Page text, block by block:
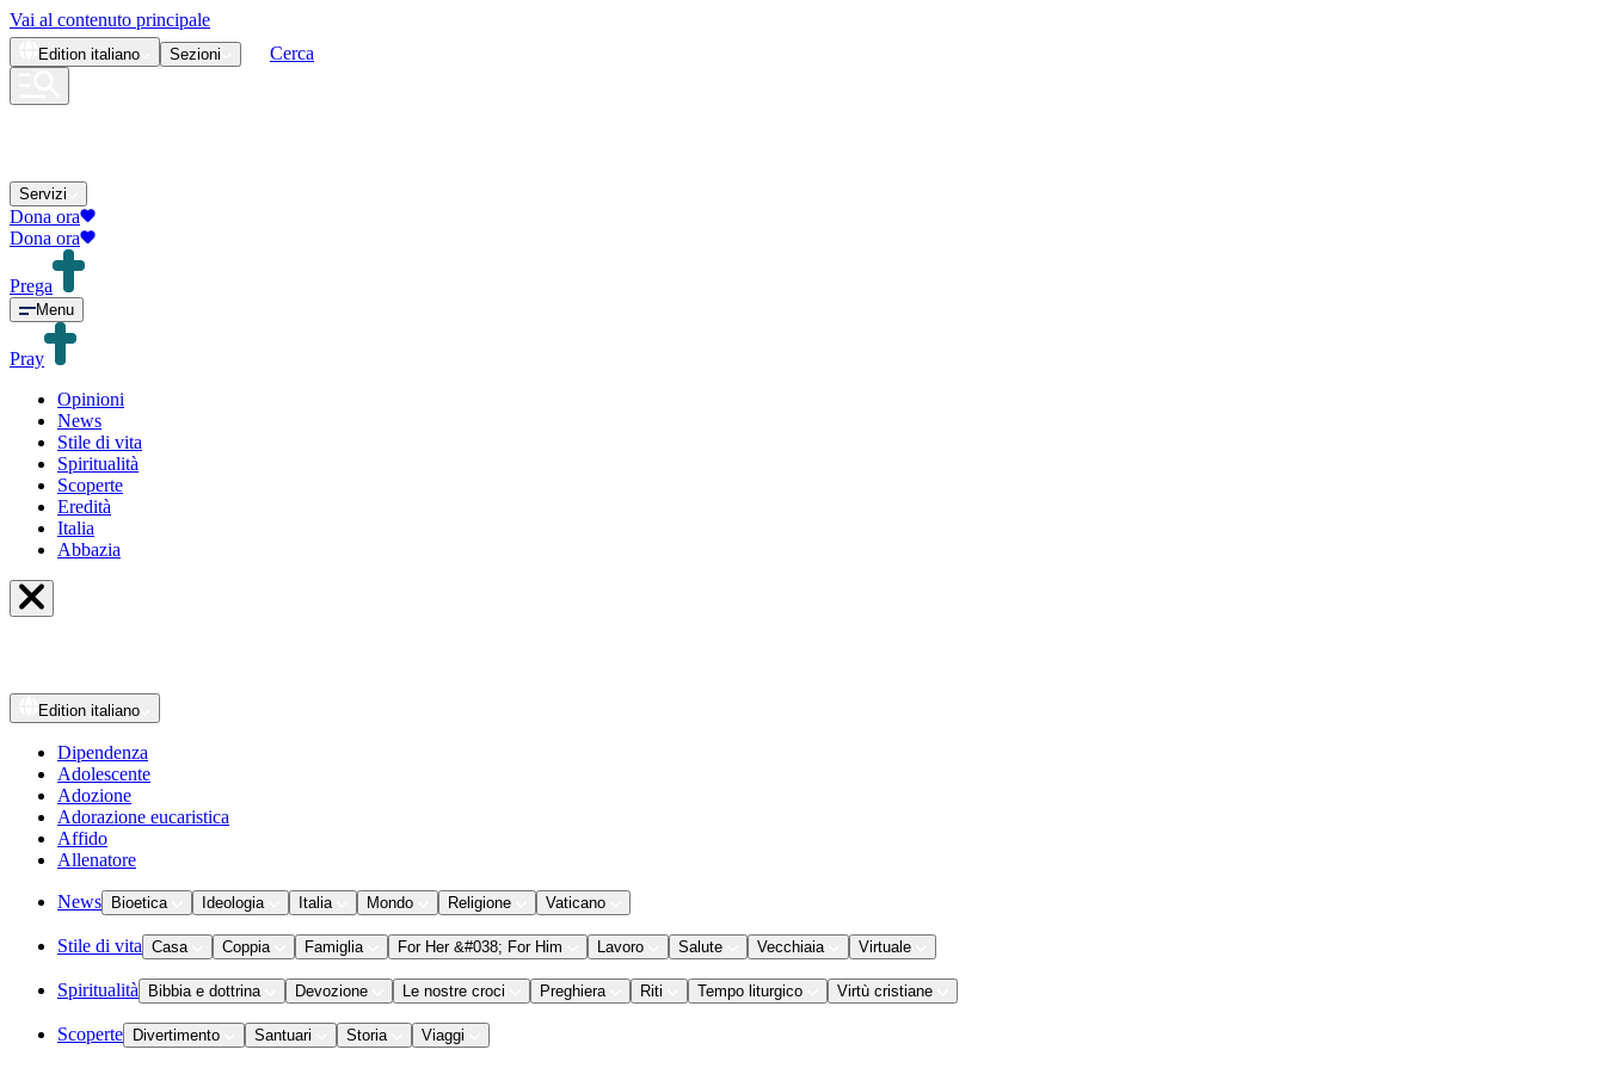
Vai al contenuto principale
Edition italiano Sezioni Cerca
Servizi
Dona ora
Dona ora
Prega
Menu
Pray
Opinioni
News
Stile di vita
Spiritualità
Scoperte
Eredità
Italia
Abbazia
Edition italiano
Dipendenza
Adolescente
Adozione
Adorazione eucaristica
Affido
Allenatore
News Bioetica Ideologia Italia Mondo Religione Vaticano
Stile di vita Casa Coppia Famiglia For Her &#038; For Him Lavoro Salute Vecchiaia Virtuale
Spiritualità Bibbia e dottrina Devozione Le nostre croci Preghiera Riti Tempo liturgico Virtù cristiane
Scoperte Divertimento Santuari Storia Viaggi